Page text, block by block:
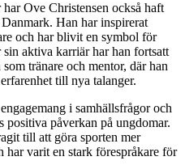
Ove Christensen också haft
Han har inspirerat
och har blivit en symbol för
aktiva karriär har han fortsatt
tränare och mentor, där han
till nya talanger.
i samhällsfrågor och
positiva påverkan på ungdomar.
till att göra sporten mer
varit en stark förespråkare för